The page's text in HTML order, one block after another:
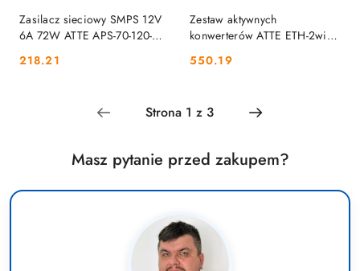
Zasilacz sieciowy SMPS 12V
6A 72W ATTE APS-70-120-OF
Cena:
218.21
Zestaw aktywnych
konwerterów ATTE ETH-2wire-
Cena:
550.19
Masz pytanie przed zakupem?